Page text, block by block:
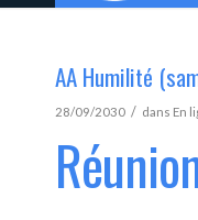
AA Humilité
28/09/2030 / dans En